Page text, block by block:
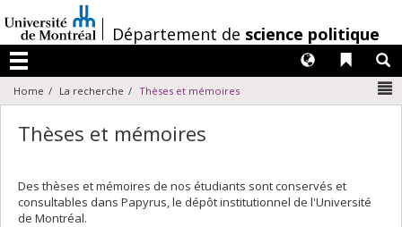
au
contenu
/Département de science politique
Menu
Liens
Langues
Home La recherche Thèses et mémoires
Thèses et mémoires
Des thèses et mémoires de nos étudiants sont conservés et
consultables dans Papyrus, le dépôt institutionnel de l'Université
de Montréal.